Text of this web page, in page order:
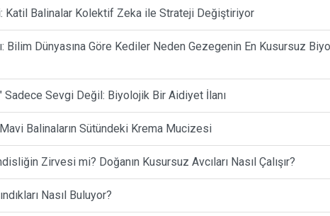
Katil Balinalar Kolektif Zeka ile Strateji Değiştiriyor
Bilim Dünyasına Göre Kediler Neden Gezegenin En Kusursuz
Sadece Sevgi Değil: Biyolojik Bir Aidiyet İlanı
Mavi Balinaların Sütündeki Krema Mucizesi
Zirvesi mi? Doğanın Kusursuz Avcıları Nasıl Çalışır?
Nasıl Buluyor?